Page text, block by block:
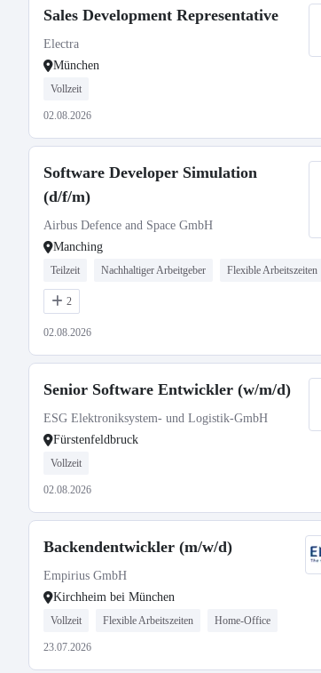
Sales Development Representative
Electra
München
Vollzeit
02.08.2026
Software Developer Simulation
(d/f/m)
Airbus Defence and Space GmbH
Manching
Teilzeit Nachhaltiger Arbeitgeber Flexible Arbeitszeiten
2
02.08.2026
Senior Software Entwickler (w/m/d)
ESG Elektroniksystem- und Logistik-GmbH
Fürstenfeldbruck
Vollzeit
02.08.2026
Backendentwickler (m/w/d)
Empirius GmbH
Kirchheim bei München
Vollzeit Flexible Arbeitszeiten Home-Office
23.07.2026